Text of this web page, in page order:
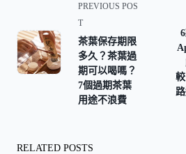
subtitle
screen-
reader-
text">Page</span>
PREVIOUS POS
T
茶葉保存期限
多久？茶葉過
期可以喝嗎？
7個過期茶葉
用途不浪費
RELATED POSTS